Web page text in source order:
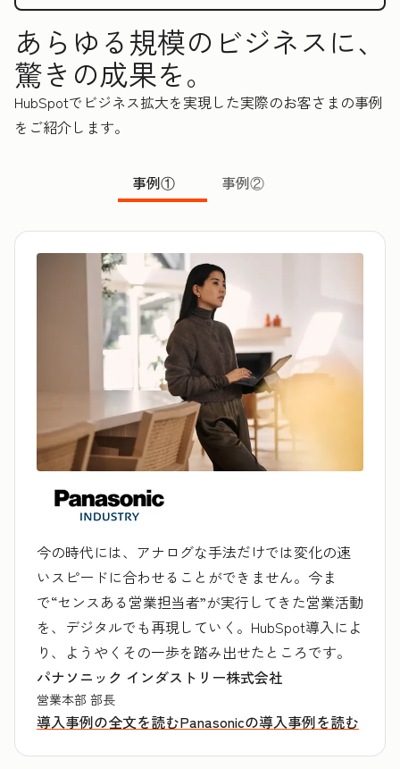
あらゆる規模のビジネスに、
驚きの成果を。
HubSpotでビジネス拡大を実現した実際のお客さまの事例
をご紹介します。
事例① 事例②
今の時代には、アナログな手法だけでは変化の速
いスピードに合わせることができません。今ま
で“センスある営業担当者”が実行してきた営業活動
を、デジタルでも再現していく。HubSpot導入によ
り、ようやくその一歩を踏み出せたところです。
パナソニック インダストリー株式会社
営業本部 部長
導入事例の全文を読むPanasonicの導入事例を読む